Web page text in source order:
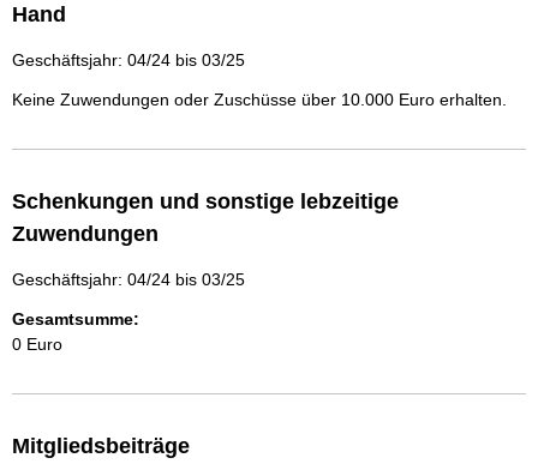
Hand
Geschäftsjahr: 04/24 bis 03/25
Keine Zuwendungen oder Zuschüsse über 10.000 Euro erhalten.
Schenkungen und sonstige lebzeitige
Zuwendungen
Geschäftsjahr: 04/24 bis 03/25
Gesamtsumme:
0 Euro
Mitgliedsbeiträge